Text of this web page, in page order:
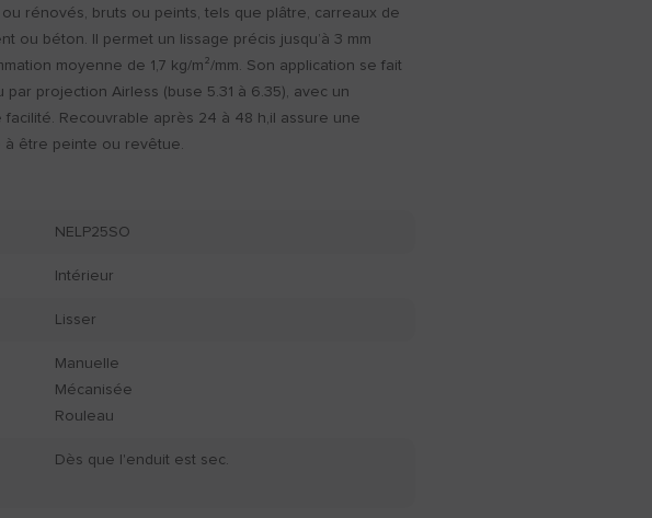
rénovés, bruts ou peints, tels que plâtre, carreaux de
ou béton. Il permet un lissage précis jusqu’à 3 mm
moyenne de 1,7 kg/m²/mm. Son application se fait
projection Airless (buse 5.31 à 6.35), avec un
Recouvrable après 24 à 48 h,il assure une
à être peinte ou revêtue.
NELP25SO
Intérieur
Lisser
Manuelle
Mécanisée
Rouleau
Dès que l'enduit est sec.